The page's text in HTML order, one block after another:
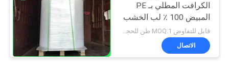
الكرافت المطلي بـ PE
المبيض 100 ٪ لب الخشب
لتعبئة الوجبات الخفيفة
قابل للتفاوض MOQ:1 طن للحجم العادي و 10 طن للحجم الخاص
الاتصال